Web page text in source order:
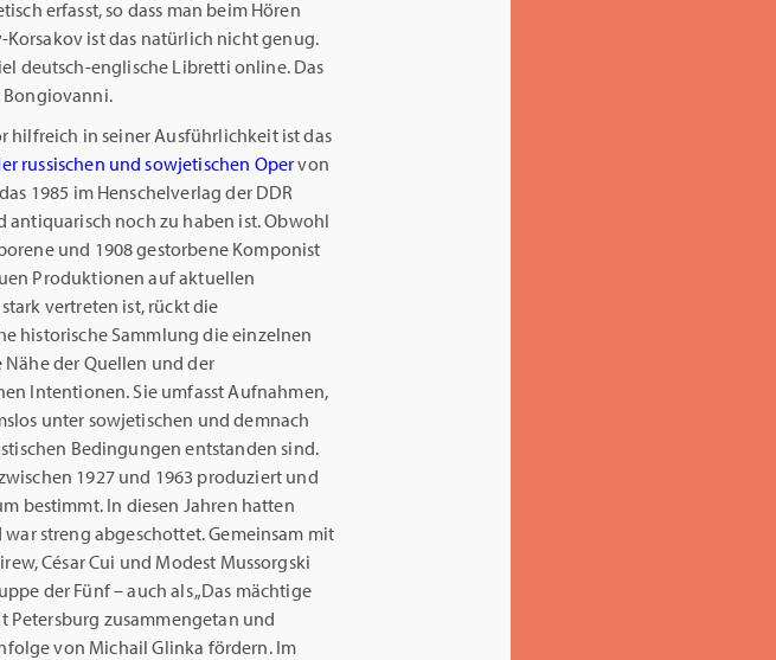
erfasst, so dass man beim Hören
ist das natürlich nicht genug.
deutsch-englische Libretti online. Das
Bongiovanni.
hilfreich in seiner Ausführlichkeit ist das
russischen und sowjetischen Opervon
1985 im Henschelverlag der DDR
antiquarisch noch zu haben ist. Obwohl
und 1908 gestorbene Komponist
Produktionen auf aktuellen
vertreten ist, rückt die
historische Sammlung die einzelnen
Nähe der Quellen und der
Intentionen. Sie umfasst Aufnahmen,
unter sowjetischen und demnach
Bedingungen entstanden sind.
1927 und 1963 produziert und
bestimmt. In diesen Jahren hatten
streng abgeschottet. Gemeinsam mit
César Cui und Modest Mussorgski
der Fünf – auch als „Das mächtige
Petersburg zusammengetan und
von Michail Glinka fördern. Im